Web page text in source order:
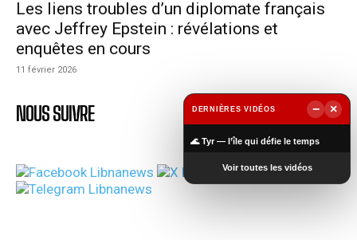
Les liens troubles d’un diplomate français
avec Jeffrey Epstein : révélations et
enquêtes en cours
11 février 2026
NOUS SUIVRE DERNIÈRES VIDÉOS −
×
🌊 Tyr — l’île qui défie le temps
Voir toutes les vidéos